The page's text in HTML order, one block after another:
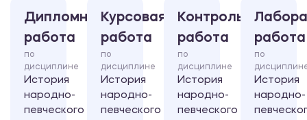
Дипломная
работа
по
дисциплине
История
народно-
певческого
Курсовая
работа
по
дисциплине
История
народно-
певческого
Контрольная
работа
по
дисциплине
История
народно-
певческого
работа
по
История
народно-